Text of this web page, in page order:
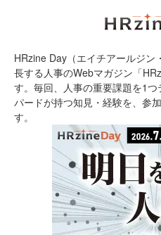
HRzine Day（エイチアールジ
長する人事のWebマガジン「
す。毎回、人事の重要課題を1
パードが持つ知見・経験を、参
す。